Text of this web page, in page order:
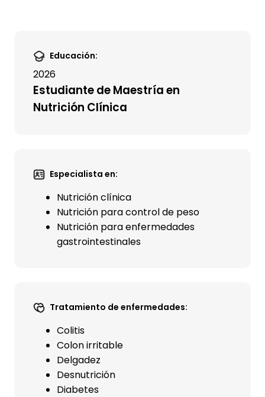
Educación:
2026
Estudiante de Maestría en
Nutrición Clínica
Especialista en:
Nutrición clínica
Nutrición para control de peso
Nutrición para enfermedades
gastrointestinales
Tratamiento de enfermedades:
Colitis
Colon irritable
Delgadez
Desnutrición
Diabetes